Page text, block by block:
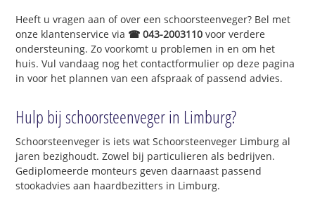
Heeft u vragen aan of over een schoorsteenveger? Bel met
onze klantenservice via ☎ 043-2003110 voor verdere
ondersteuning. Zo voorkomt u problemen in en om het
huis. Vul vandaag nog het contactformulier op deze pagina
in voor het plannen van een afspraak of passend advies.
Hulp bij schoorsteenveger in Limburg?
Schoorsteenveger is iets wat Schoorsteenveger Limburg al
jaren bezighoudt. Zowel bij particulieren als bedrijven.
Gediplomeerde monteurs geven daarnaast passend
stookadvies aan haardbezitters in Limburg.